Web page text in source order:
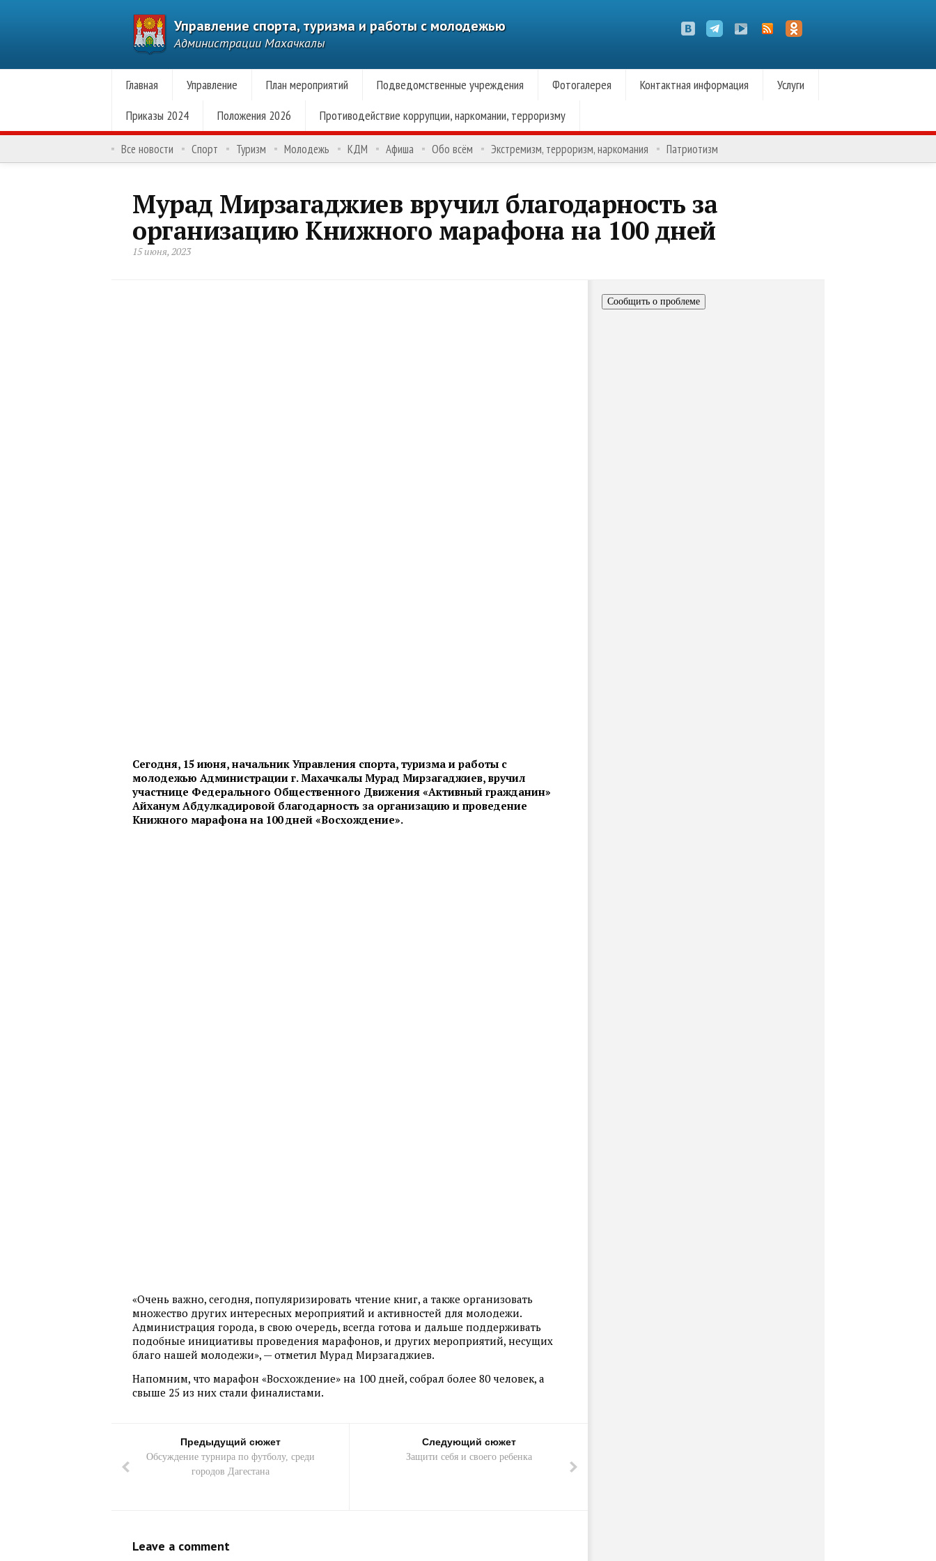
Управление спорта, туризма и работы с молодежью
Администрации Махачкалы
Главная Управление План мероприятий Подведомственные учреждения Фотогалерея Контактная информация
Услуги
Приказы 2024
Положения 2026 Противодействие коррупции, наркомании, терроризму
Все новости Спорт Туризм Молодежь КДМ Афиша Обо всём Экстремизм, терроризм, наркомания Патриотизм
Мурад Мирзагаджиев вручил благодарность за
организацию Книжного марафона на 100 дней
15 июня, 2023
Сегодня, 15 июня, начальник Управления спорта, туризма и работы с
молодежью Администрации г. Махачкалы Мурад Мирзагаджиев, вручил
участнице Федерального Общественного Движения «Активный гражданин»
Айханум Абдулкадировой благодарность за организацию и проведение
Книжного марафона на 100 дней «Восхождение».
«Очень важно, сегодня, популяризировать чтение книг, а также организовать
множество других интересных мероприятий и активностей для молодежи.
Администрация города, в свою очередь, всегда готова и дальше поддерживать
подобные инициативы проведения марафонов, и других мероприятий, несущих
благо нашей молодежи», — отметил Мурад Мирзагаджиев.
Напомним, что марафон «Восхождение» на 100 дней, собрал более 80 человек, а
свыше 25 из них стали финалистами.
Предыдущий сюжет
Обсуждение турнира по футболу, среди
городов Дагестана
Следующий сюжет
Защити себя и своего ребенка
Leave a comment
Сообщить о проблеме